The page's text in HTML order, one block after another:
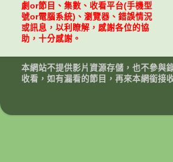
劇or節目、集數、收看平台(手機型
號or電腦系統)、瀏覽器、錯誤情況
或訊息，以利瞭解，感謝各位的協
助，十分感謝。
本網站不提供影片資源存儲，也不參與
收看，如有漏看的節目，再來本網銜接